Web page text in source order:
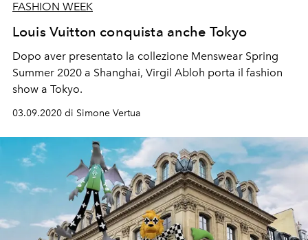
FASHION WEEK
Louis Vuitton conquista anche Tokyo
Dopo aver presentato la collezione Menswear Spring
Summer 2020 a Shanghai, Virgil Abloh porta il fashion
show a Tokyo.
03.09.2020 di Simone Vertua